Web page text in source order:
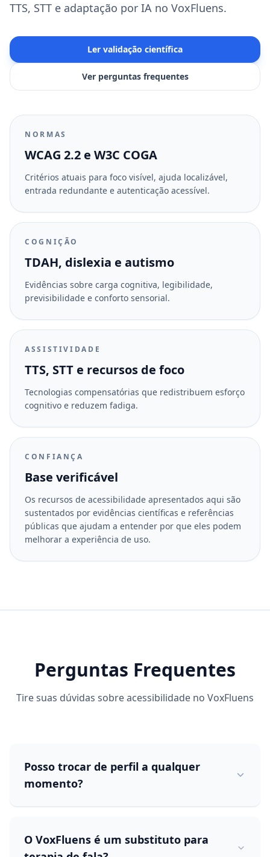
TTS, STT e adaptação por IA no VoxFluens.
Ler validação científica
Ver perguntas frequentes
NORMAS
WCAG 2.2 e W3C COGA
Critérios atuais para foco visível, ajuda localizável,
entrada redundante e autenticação acessível.
COGNIÇÃO
TDAH, dislexia e autismo
Evidências sobre carga cognitiva, legibilidade,
previsibilidade e conforto sensorial.
ASSISTIVIDADE
TTS, STT e recursos de foco
Tecnologias compensatórias que redistribuem esforço
cognitivo e reduzem fadiga.
CONFIANÇA
Base verificável
Os recursos de acessibilidade apresentados aqui são
sustentados por evidências científicas e referências
públicas que ajudam a entender por que eles podem
melhorar a experiência de uso.
Perguntas Frequentes
Tire suas dúvidas sobre acessibilidade no VoxFluens
Posso trocar de perfil a qualquer
momento?
Sim! Você pode mudar de perfil a qualquer
há limite de trocas e suas preferências são
O VoxFluens é um substituto para